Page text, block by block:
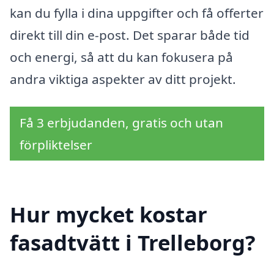
kan du fylla i dina uppgifter och få offerter
direkt till din e-post. Det sparar både tid
och energi, så att du kan fokusera på
andra viktiga aspekter av ditt projekt.
Få 3 erbjudanden, gratis och utan
förpliktelser
Hur mycket kostar
fasadtvätt i Trelleborg?